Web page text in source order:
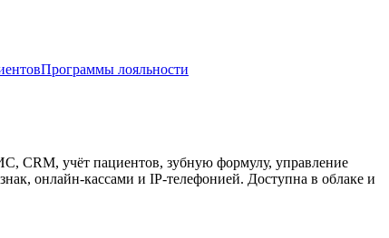
Программы лояльности
CRM, учёт пациентов, зубную формулу, управление
онлайн-кассами и IP-телефонией. Доступна в облаке и